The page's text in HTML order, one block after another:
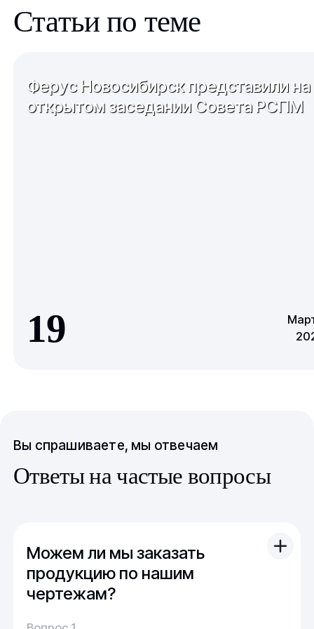
Статьи по теме
Ферус Новосибирск представили на
открытом заседании Совета РСПМ
19
Вы спрашиваете, мы отвечаем
Ответы на частые вопросы
Можем ли мы заказать
продукцию по нашим
чертежам?
Вы можете отправить свой чертеж/проект